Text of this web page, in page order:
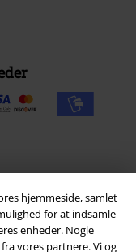
hjemmeside, samlet
for at indsamle
enheder. Nogle
vores partnere. Vi og
Home